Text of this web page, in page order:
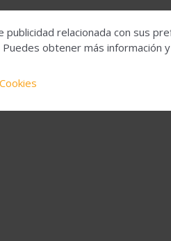
relacionada con sus
obtener más información